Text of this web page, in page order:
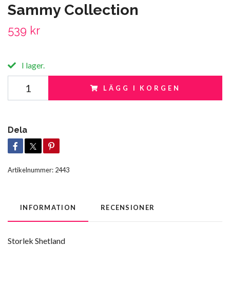
Sammy Collection
539 kr
I lager.
LÄGG I KORGEN
Dela
Artikelnummer: 2443
INFORMATION RECENSIONER
Storlek Shetland